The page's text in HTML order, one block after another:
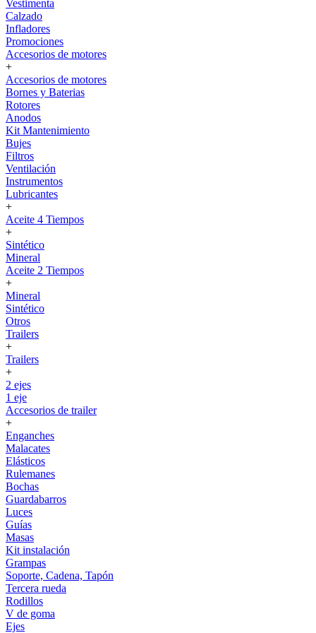
Vestimenta
Calzado
Infladores
Promociones
Accesorios de motores
+
Accesorios de motores
Bornes y Baterias
Rotores
Anodos
Kit Mantenimiento
Bujes
Filtros
Ventilación
Instrumentos
Lubricantes
+
Aceite 4 Tiempos
+
Sintético
Mineral
Aceite 2 Tiempos
+
Mineral
Sintético
Otros
Trailers
+
Trailers
+
2 ejes
1 eje
Accesorios de trailer
+
Enganches
Malacates
Elásticos
Rulemanes
Bochas
Guardabarros
Luces
Guías
Masas
Kit instalación
Grampas
Soporte, Cadena, Tapón
Tercera rueda
Rodillos
V de goma
Ejes